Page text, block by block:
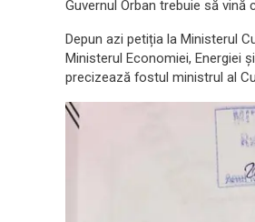
Guvernul Orban trebuie să
Depun azi petiția la Ministerul
Ministerul Economiei, Energiei
precizează fostul ministrul al